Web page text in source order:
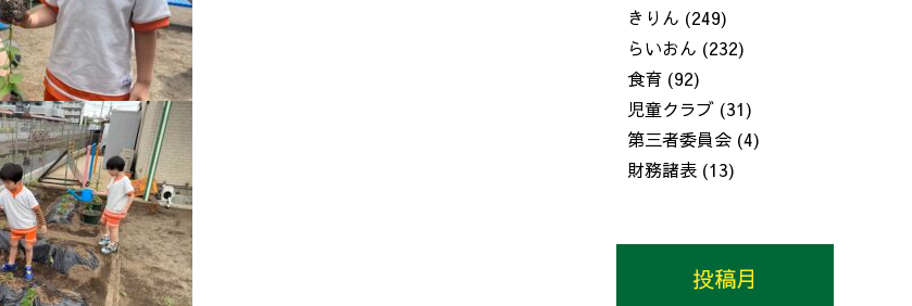
きりん (249)
らいおん (232)
食育 (92)
児童クラブ (31)
第三者委員会 (4)
財務諸表 (13)
投稿月